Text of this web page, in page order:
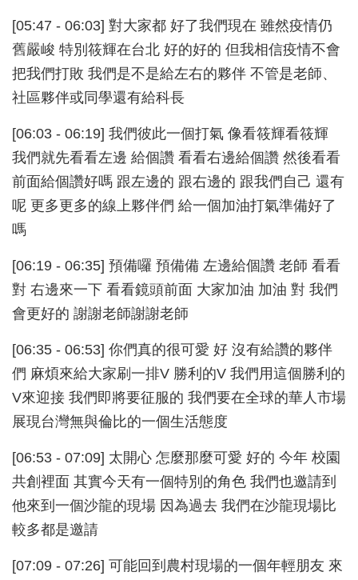
[05:47 - 06:03] 對大家都 好了我們現在 雖然疫情仍
舊嚴峻 特別筱輝在台北 好的好的 但我相信疫情不會
把我們打敗 我們是不是給左右的夥伴 不管是老師、
社區夥伴或同學還有給科長
[06:03 - 06:19] 我們彼此一個打氣 像看筱輝看筱輝
我們就先看看左邊 給個讚 看看右邊給個讚 然後看看
前面給個讚好嗎 跟左邊的 跟右邊的 跟我們自己 還有
呢 更多更多的線上夥伴們 給一個加油打氣準備好了
嗎
[06:19 - 06:35] 預備囉 預備備 左邊給個讚 老師 看看
對 右邊來一下 看看鏡頭前面 大家加油 加油 對 我們
會更好的 謝謝老師謝謝老師
[06:35 - 06:53] 你們真的很可愛 好 沒有給讚的夥伴
們 麻煩來給大家刷一排V 勝利的V 我們用這個勝利的
V來迎接 我們即將要征服的 我們要在全球的華人市場
展現台灣無與倫比的一個生活態度
[06:53 - 07:09] 太開心 怎麼那麼可愛 好的 今年 校園
共創裡面 其實今天有一個特別的角色 我們也邀請到
他來到一個沙龍的現場 因為過去 我們在沙龍現場比
較多都是邀請
[07:09 - 07:26] 可能回到農村現場的一個年輕朋友 來